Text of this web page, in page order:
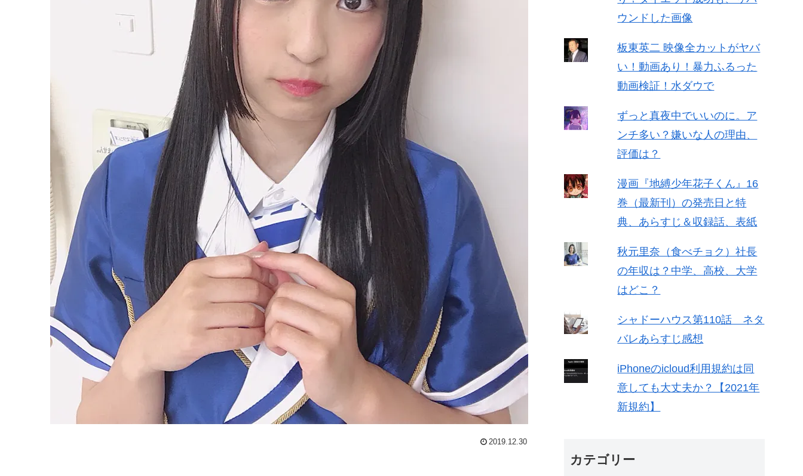
2019.12.30
ウンドした画像
板東英二 映像全カットがヤバ
い！動画あり！暴力ふるった
動画検証！水ダウで
ずっと真夜中でいいのに。ア
ンチ多い？嫌いな人の理由、
評価は？
漫画『地縛少年花子くん』16
巻（最新刊）の発売日と特
典、あらすじ＆収録話、表紙
秋元里奈（食べチョク）社長
の年収は？中学、高校、大学
はどこ？
シャドーハウス第110話 ネタ
バレあらすじ感想
iPhoneのicloud利用規約は同
意しても大丈夫か？【2021年
新規約】
カテゴリー